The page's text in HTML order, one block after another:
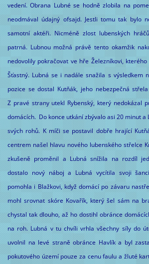
vedení. Obrana Lubné se hodně zlobila na
neodmával údajný ofsajd. Jestli tomu tak bylo
samotní aktéři. Nicméně zlost lubenských
patrná. Lubnou možná právě tento okamžik
nedovolily pokračovat ve hře Železníkovi,
Šťastný. Lubná se i nadále snažila s výsledkem
pozice se dostal Kutňák, jeho nebezpečná
Z pravé strany utekl Rybenský, který nedokázal
domácích. Do konce utkání zbývalo asi 20 minut a
svých rohů. K míči se postavil dobře hrající
centrem našel hlavu nového lubenského střelce
zkušeně proměnil a Lubná snížila na rozdíl
dostalo nový náboj a Lubná vycítila svoji
pomohla i Blažkovi, když domácí po závaru
mohl srovnat skóre Kovařík, který šel sám na
chystal tak dlouho, až ho dostihl obránce
na roh. Lubná v tu chvíli vrhla všechny síly do
uvolnil na levé straně obránce Havlík a byl
pokutového území pouze za cenu faulu a žluté